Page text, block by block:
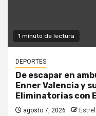
1 minuto de lectura
DEPORTES
De escapar en
Enner Valencia y
Eliminatorias con
agosto 7, 2026